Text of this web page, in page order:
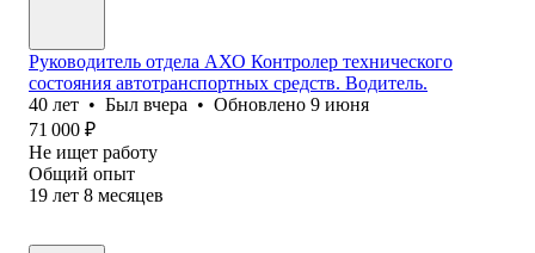
Руководитель отдела АХО Контролер технического
состояния автотранспортных средств. Водитель.
40 лет • Был вчера • Обновлено 9 июня
71 000 ₽
Не ищет работу
Общий опыт
19 лет 8 месяцев